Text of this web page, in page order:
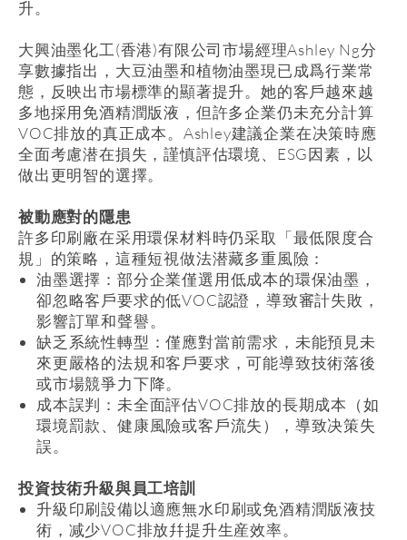
升。
大興油墨化工(香港)有限公司市場經理Ashley Ng分
享數據指出，大豆油墨和植物油墨現已成爲行業常
態，反映出市場標準的顯著提升。她的客戶越來越
多地採用免酒精潤版液，但許多企業仍未充分計算
VOC排放的真正成本。 Ashley建議企業在决策時應
全面考慮潜在損失，謹慎評估環境、 ESG因素，以
做出更明智的選擇。
被動應對的隱患
許多印刷廠在采用環保材料時仍采取「最低限度合
規」的策略，這種短視做法潜藏多重風險：
油墨選擇：部分企業僅選用低成本的環保油墨，
卻忽略客戶要求的低VOC認證，導致審計失敗，
影響訂單和聲譽。
缺乏系統性轉型：僅應對當前需求，未能預見未
來更嚴格的法規和客戶要求，可能導致技術落後
或市場競爭力下降。
成本誤判：未全面評估VOC排放的長期成本（如
環境罰款、健康風險或客戶流失），導致决策失
誤。
投資技術升級與員工培訓
升級印刷設備以適應無水印刷或免酒精潤版液技
術，减少VOC排放幷提升生産效率。